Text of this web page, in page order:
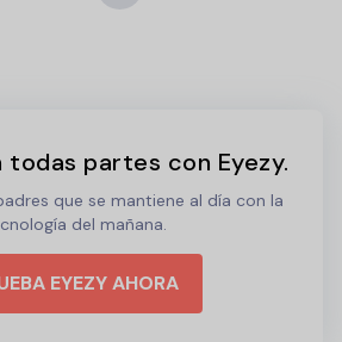
todas partes con Eyezy.
que se mantiene al día con la
del mañana.
EYEZY AHORA